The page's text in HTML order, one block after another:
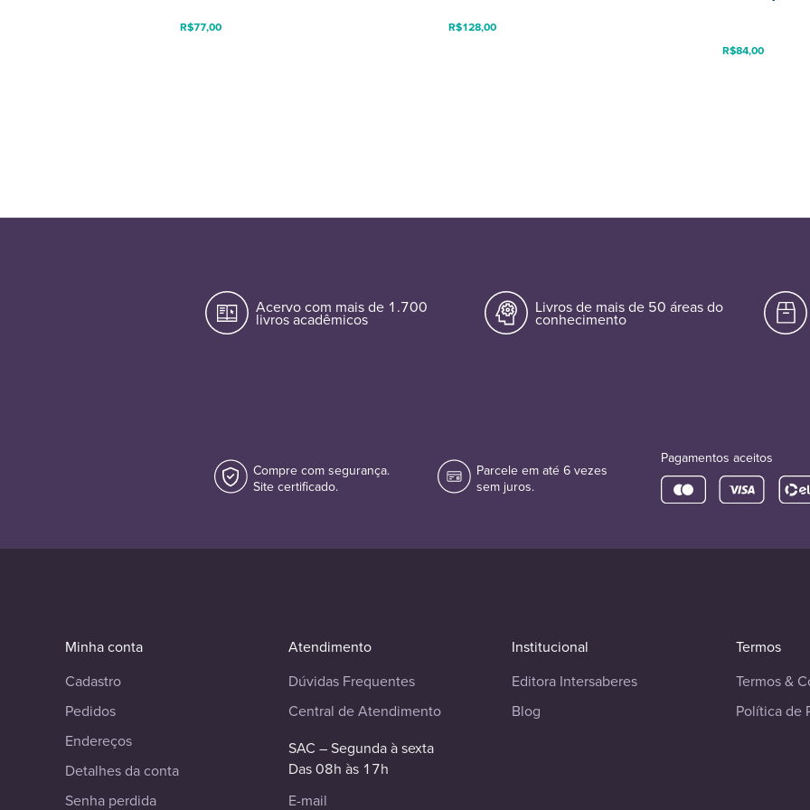
R$77,00 R$128,00
R$84,00
Acervo com mais de 1.700
livros acadêmicos
Livros de mais de 50 áreas do
conhecimento
Compre com segurança.
Site certificado.
Parcele em até 6 vezes
sem juros.
Pagamentos aceitos
Minha conta
Cadastro
Pedidos
Endereços
Detalhes da conta
Senha perdida
Atendimento
Dúvidas Frequentes
Central de Atendimento
SAC – Segunda à sexta
Das 08h às 17h
E-mail
Institucional
Editora Intersaberes
Blog
Termos
Termos &
Política de